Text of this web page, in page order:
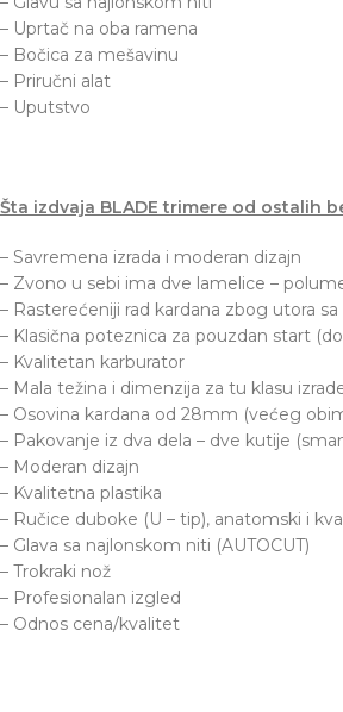
– Uprtač na oba ramena
– Bočica za mešavinu
– Priručni alat
– Uputstvo
Šta izdvaja BLADE trimere od ostalih
– Savremena izrada i moderan dizajn
– Zvono u sebi ima dve lamelice –
– Rasterećeniji rad kardana zbog utora sa
– Klasična poteznica za pouzdan start
– Kvalitetan karburator
– Mala težina i dimenzija za tu klasu
– Osovina kardana od 28mm (većeg
– Pakovanje iz dva dela – dve kutije
– Moderan dizajn
– Kvalitetna plastika
– Ručice duboke (U – tip), anatomski i
– Glava sa najlonskom niti (AUTOCUT)
– Trokraki nož
– Profesionalan izgled
– Odnos cena/kvalitet
Facebook
Instagram